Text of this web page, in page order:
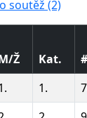
soutěž (2)
Ž Kat. #
1.